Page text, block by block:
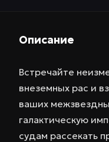
Описание
Встречайте
внеземных рас и
ваших
галактическую
судам рассекать